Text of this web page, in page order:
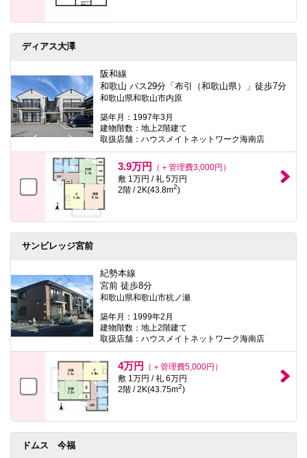
ディアス大澤
阪和線
和歌山 バス29分「布引（和歌山県）」徒歩7分
和歌山県和歌山市内原
築年月：1997年3月
建物階数：地上2階建て
取扱店舗：ハウスメイトネットワーク海南店
3.9万円
（＋管理費3,000円）
敷 1万円 / 礼 5万円
2階 / 2K(43.8m2)
サンビレッジ宮前
紀勢本線
宮前 徒歩8分
和歌山県和歌山市杭ノ瀬
築年月：1999年2月
建物階数：地上2階建て
取扱店舗：ハウスメイトネットワーク海南店
4万円
（＋管理費5,000円）
敷 1万円 / 礼 6万円
2階 / 2K(43.75m2)
ドムス 今福